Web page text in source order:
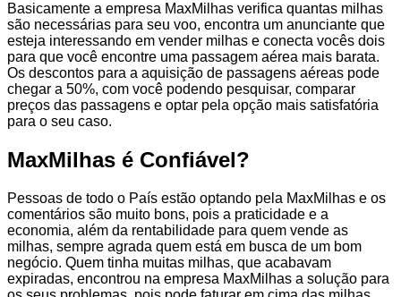
Basicamente a empresa MaxMilhas verifica quantas milhas
são necessárias para seu voo, encontra um anunciante que
esteja interessando em vender milhas e conecta vocês dois
para que você encontre uma passagem aérea mais barata.
Os descontos para a aquisição de passagens aéreas pode
chegar a 50%, com você podendo pesquisar, comparar
preços das passagens e optar pela opção mais satisfatória
para o seu caso.
MaxMilhas é Confiável?
Pessoas de todo o País estão optando pela MaxMilhas e os
comentários são muito bons, pois a praticidade e a
economia, além da rentabilidade para quem vende as
milhas, sempre agrada quem está em busca de um bom
negócio. Quem tinha muitas milhas, que acabavam
expiradas, encontrou na empresa MaxMilhas a solução para